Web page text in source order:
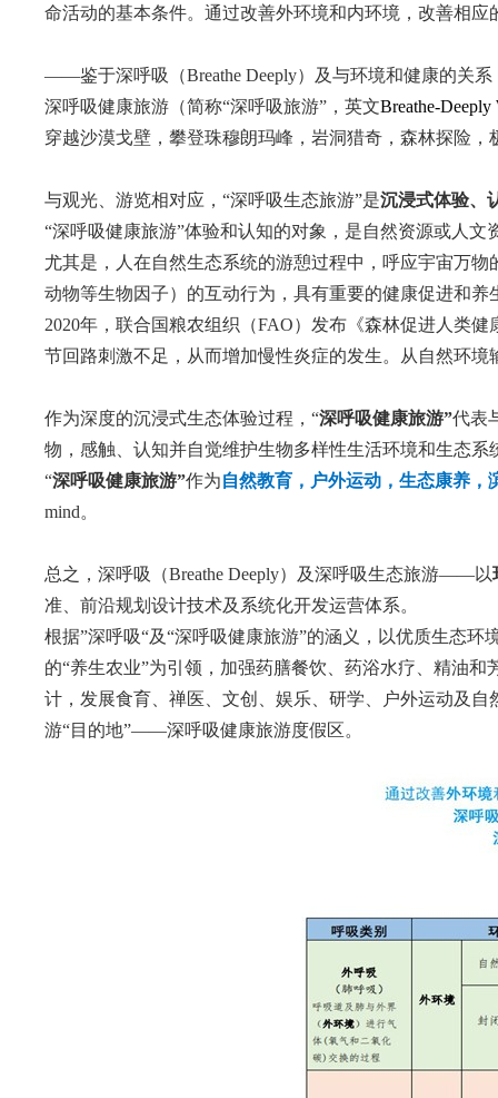
命活动的基本条件。通过改善外环境和内环境，改善相
——鉴于深呼吸（Breathe Deeply）及与环境和健康的关系
深呼吸健康旅游（简称“深呼吸旅游”，英文Breathe-Deeply
穿越沙漠戈壁，攀登珠穆朗玛峰，岩洞猎奇，森林探险
与观光、游览相对应，“深呼吸生态旅游”是沉浸式体验、
“深呼吸健康旅游”体验和认知的对象，是自然资源或人
尤其是，人在自然生态系统的游憩过程中，呼应宇宙万物
动物等生物因子）的互动行为，具有重要的健康促进和养
2020年，联合国粮农组织（FAO）发布《森林促进人类
节回路刺激不足，从而增加慢性炎症的发生。从自然环
作为深度的沉浸式生态体验过程，“深呼吸健康旅游”代表
物，感触、认知并自觉维护生物多样性生活环境和生态系
“深呼吸健康旅游”作为自然教育，户外运动，生态康养，
mind。
总之，深呼吸（Breathe Deeply）及深呼吸生态旅游——以
准、前沿规划设计技术及系统化开发运营体系。
根据”深呼吸“及“深呼吸健康旅游”的涵义，以优质生态
的“养生农业”为引领，加强药膳餐饮、药浴水疗、精油
计，发展食育、禅医、文创、娱乐、研学、户外运动及
游“目的地”——深呼吸健康旅游度假区。